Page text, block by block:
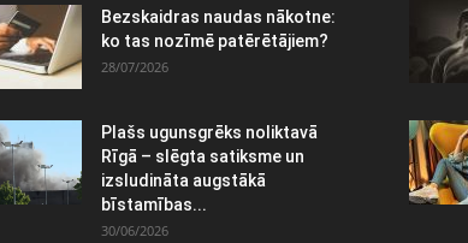
Bezskaidras naudas nākotne:
ko tas nozīmē patērētājiem?
28/07/2026
Plašs ugunsgrēks noliktavā
Rīgā – slēgta satiksme un
izsludināta augstākā
bīstamības...
30/06/2026